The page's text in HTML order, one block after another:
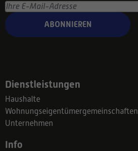
ABONNIEREN
Dienstleistungen
Haushalte
Wohnungseigentümergemeinschaften
Unternehmen
Info